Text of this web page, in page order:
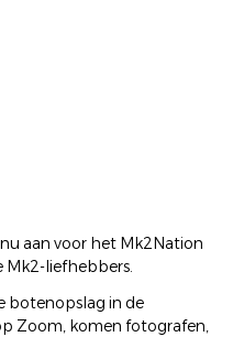
aan voor het Mk2Nation
Mk2-liefhebbers.
botenopslag in de
Zoom, komen fotografen,